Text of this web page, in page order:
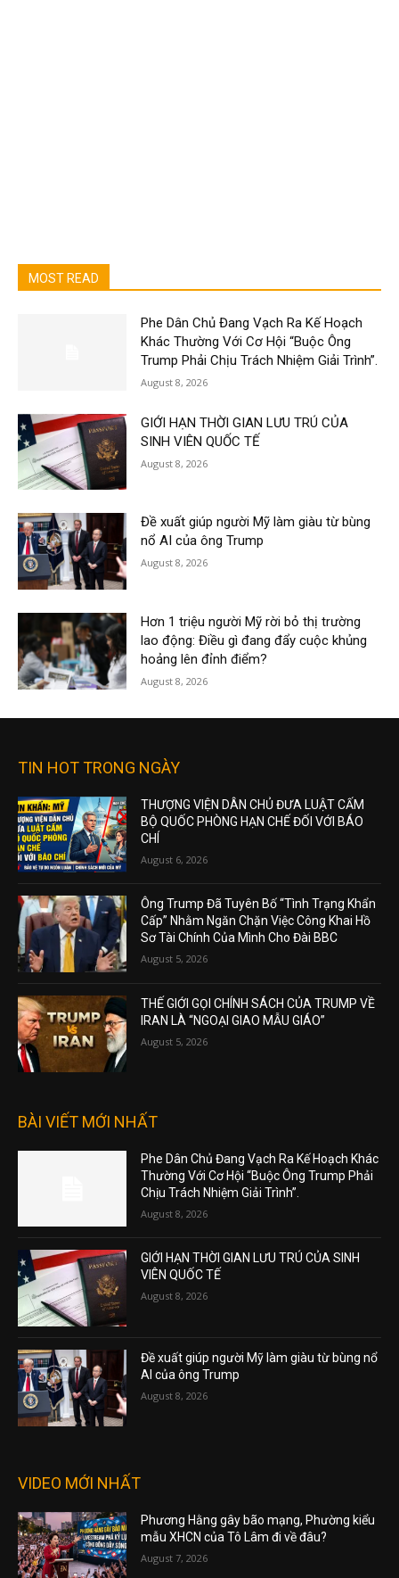
MOST READ
Phe Dân Chủ Đang Vạch Ra Kế Hoạch
Khác Thường Với Cơ Hội “Buộc Ông
Trump Phải Chịu Trách Nhiệm Giải Trình”.
August 8, 2026
GIỚI HẠN THỜI GIAN LƯU TRÚ CỦA
SINH VIÊN QUỐC TẾ
August 8, 2026
Đề xuất giúp người Mỹ làm giàu từ bùng
nổ AI của ông Trump
August 8, 2026
Hơn 1 triệu người Mỹ rời bỏ thị trường
lao động: Điều gì đang đẩy cuộc khủng
hoảng lên đỉnh điểm?
August 8, 2026
TIN HOT TRONG NGÀY
THƯỢNG VIỆN DÂN CHỦ ĐƯA LUẬT CẤM
BỘ QUỐC PHÒNG HẠN CHẾ ĐỐI VỚI BÁO
CHÍ
August 6, 2026
Ông Trump Đã Tuyên Bố “Tình Trạng Khẩn
Cấp” Nhằm Ngăn Chặn Việc Công Khai Hồ
Sơ Tài Chính Của Mình Cho Đài BBC
August 5, 2026
THẾ GIỚI GỌI CHÍNH SÁCH CỦA TRUMP VỀ
IRAN LÀ “NGOẠI GIAO MẪU GIÁO”
August 5, 2026
BÀI VIẾT MỚI NHẤT
Phe Dân Chủ Đang Vạch Ra Kế Hoạch Khác
Thường Với Cơ Hội “Buộc Ông Trump Phải
Chịu Trách Nhiệm Giải Trình”.
August 8, 2026
GIỚI HẠN THỜI GIAN LƯU TRÚ CỦA SINH
VIÊN QUỐC TẾ
August 8, 2026
Đề xuất giúp người Mỹ làm giàu từ bùng nổ
AI của ông Trump
August 8, 2026
VIDEO MỚI NHẤT
Phương Hằng gây bão mạng, Phường kiểu
mẫu XHCN của Tô Lâm đi về đâu?
August 7, 2026